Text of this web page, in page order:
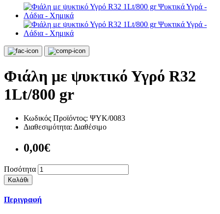
Φιάλη με ψυκτικό Υγρό R32
1Lt/800 gr
Κωδικός Προϊόντος: ΨΥΚ/0083
Διαθεσιμότητα: Διαθέσιμο
0,00€
Ποσότητα
Καλάθι
Περιγραφή